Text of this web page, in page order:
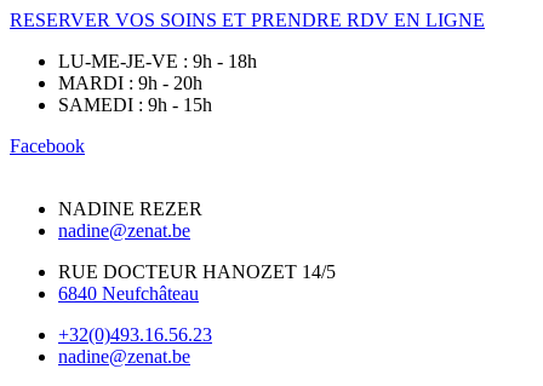
RESERVER VOS SOINS ET PRENDRE RDV EN LIGNE
LU-ME-JE-VE : 9h - 18h
MARDI : 9h - 20h
SAMEDI : 9h - 15h
Facebook
NADINE REZER
nadine@zenat.be
RUE DOCTEUR HANOZET 14/5
6840 Neufchâteau
+32(0)493.16.56.23
nadine@zenat.be